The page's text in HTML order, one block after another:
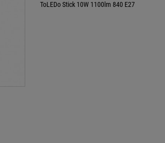
ToLEDo Stick 10W 1100lm 840 E27